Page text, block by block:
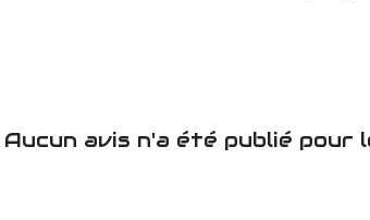
Aucun avis n'a été publié pour